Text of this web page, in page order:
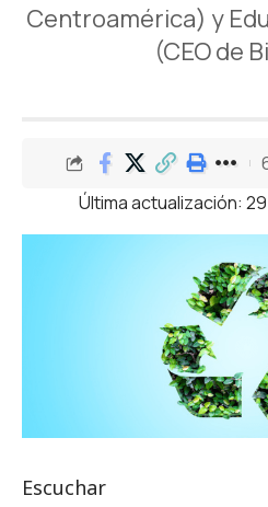
Centroamérica) y
(CEO de
Última actualización:
Escuchar